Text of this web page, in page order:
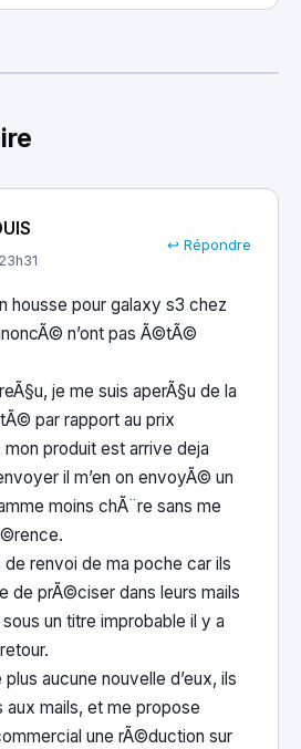
↩ Répondre
housse pour galaxy s3 chez
n’ont pas Ã©tÃ©
je me suis aperÃ§u de la
par rapport au prix
produit est arrive deja
il m’en on envoyÃ© un
moins chÃ¨re sans me
de renvoi de ma poche car ils
de prÃ©ciser dans leurs mails
un titre improbable il y a
aucune nouvelle d’eux, ils
mails, et me propose
une rÃ©duction sur